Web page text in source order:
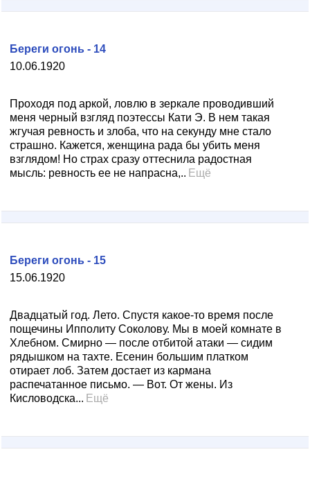
10.06.1920
Береги огонь - 14
Проходя под аркой, ловлю в зеркале проводивший
меня черный взгляд поэтессы Кати Э. В нем такая
жгучая ревность и злоба, что на секунду мне стало
страшно. Кажется, женщина рада бы убить меня
взглядом! Но страх сразу оттеснила радостная
мысль: ревность ее не напрасна,.. Ещё
15.06.1920
Береги огонь - 15
Двадцатый год. Лето. Спустя какое-то время после
пощечины Ипполиту Соколову. Мы в моей комнате в
Хлебном. Смирно — после отбитой атаки — сидим
рядышком на тахте. Есенин большим платком
отирает лоб. Затем достает из кармана
распечатанное письмо. — Вот. От жены. Из
Кисловодска... Ещё